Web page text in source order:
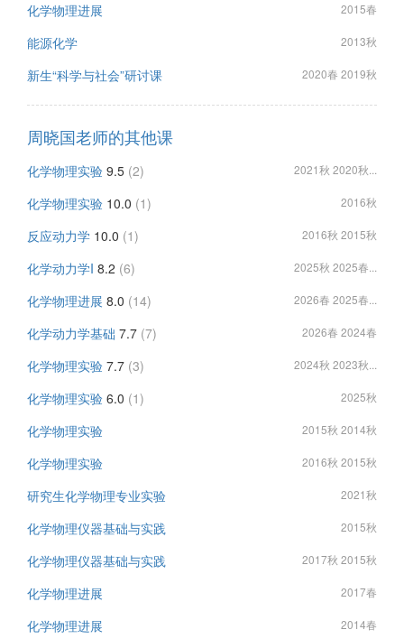
化学物理进展 2015春
能源化学 2013秋
新生“科学与社会”研讨课 2020春 2019秋
周晓国老师的其他课
化学物理实验 9.5 (2) 2021秋 2020秋...
化学物理实验 10.0 (1) 2016秋
反应动力学 10.0 (1) 2016秋 2015秋
化学动力学I 8.2 (6) 2025秋 2025春...
化学物理进展 8.0 (14) 2026春 2025春...
化学动力学基础 7.7 (7) 2026春 2024春
化学物理实验 7.7 (3) 2024秋 2023秋...
化学物理实验 6.0 (1) 2025秋
化学物理实验 2015秋 2014秋
化学物理实验 2016秋 2015秋
研究生化学物理专业实验 2021秋
化学物理仪器基础与实践 2015秋
化学物理仪器基础与实践 2017秋 2015秋
化学物理进展 2017春
化学物理进展 2014春